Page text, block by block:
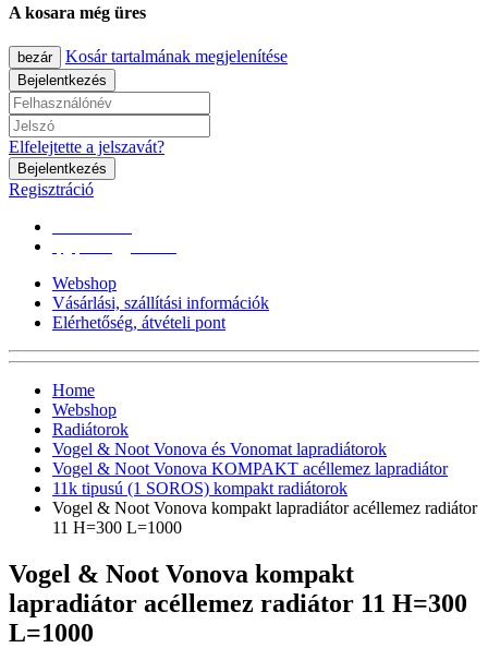
A kosara még üres
bezár Kosár tartalmának megjelenítése
Bejelentkezés
Elfelejtette a jelszavát?
Bejelentkezés
Regisztráció
Webshop
Vásárlási, szállítási információk
Elérhetőség, átvételi pont
Home
Webshop
Radiátorok
Vogel & Noot Vonova és Vonomat lapradiátorok
Vogel & Noot Vonova KOMPAKT acéllemez lapradiátor
11k tipusú (1 SOROS) kompakt radiátorok
Vogel & Noot Vonova kompakt lapradiátor acéllemez radiátor
11 H=300 L=1000
Vogel & Noot Vonova kompakt
lapradiátor acéllemez radiátor 11 H=300
L=1000